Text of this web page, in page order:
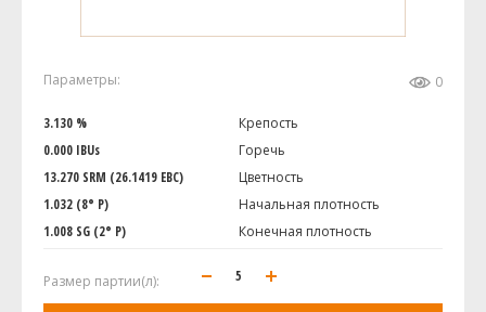
Параметры: 0
3.130 %
Крепость
0.000 IBUs
Горечь
13.270 SRM (26.1419 EBC)
Цветность
1.032 (8° P)
Начальная плотность
1.008 SG (2° P)
Конечная плотность
Размер партии(л):